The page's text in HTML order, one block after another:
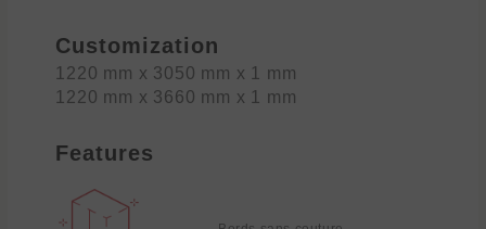
Customization
1220 mm x 3050 mm x 1 mm
1220 mm x 3660 mm x 1 mm
Features